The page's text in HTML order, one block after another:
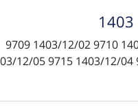
تاریخ پین 1403/12/01 9710 1403/12/02 9709